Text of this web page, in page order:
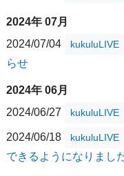
2024年 07月
2024/07/04
kukuluLIVE
らせ
2024年 06月
2024/06/27
kukuluLIVE
2024/06/18 kukuluLIVE
できるようになりまし